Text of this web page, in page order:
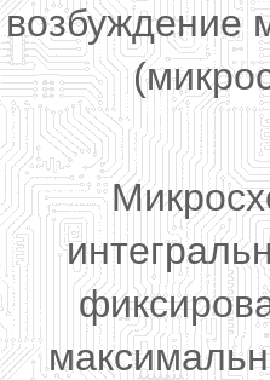
возбуждение